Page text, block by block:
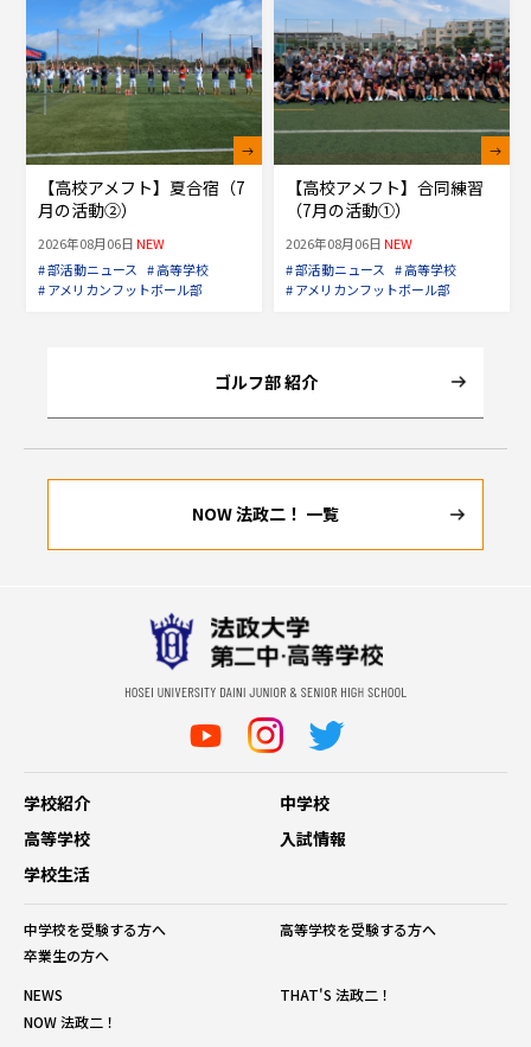
【高校アメフト】夏合宿（7
月の活動②）
2026年08月06日NEW
# 部活動ニュース # 高等学校
# アメリカンフットボール部
【高校アメフト】合同練習
（7月の活動①）
2026年08月06日NEW
# 部活動ニュース # 高等学校
# アメリカンフットボール部
ゴルフ部 紹介
NOW 法政二！ 一覧
学校紹介
中学校
高等学校
入試情報
学校生活
中学校を受験する方へ
高等学校を受験する方へ
卒業生の方へ
NEWS
THAT'S 法政二！
NOW 法政二！